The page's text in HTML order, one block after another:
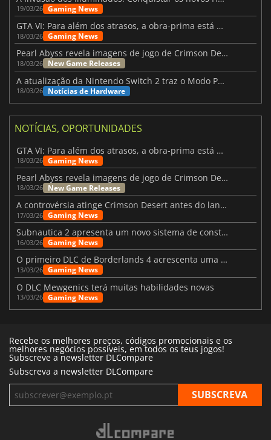
19/03/26 Gaming News
GTA VI: Para além dos atrasos, a obra-prima está quase a chegar
18/03/26 Gaming News
Pearl Abyss revela imagens de jogo de Crimson Desert para a PS5
18/03/26 New Game Releases
A atualização da Nintendo Switch 2 traz o Modo Portátil aos jogos mais antigos da Switch
18/03/26 Notícias de Hardware
NOTÍCIAS, OPORTUNIDADES
GTA VI: Para além dos atrasos, a obra-prima está quase a chegar
18/03/26 Gaming News
Pearl Abyss revela imagens de jogo de Crimson Desert para a PS5
18/03/26 New Game Releases
A controvérsia atinge Crimson Desert antes do lançamento
17/03/26 Gaming News
Subnautica 2 apresenta um novo sistema de construção de bases
16/03/26 Gaming News
O primeiro DLC de Borderlands 4 acrescenta uma nova personagem e muito mais
13/03/26 Gaming News
O DLC Mewgenics terá muitas habilidades novas
13/03/26 Gaming News
Recebe os melhores preços, códigos promocionais e os
melhores negócios possíveis, em todos os teus jogos!
Subscreve a newsletter DLCompare
Subscreva a newsletter DLCompare